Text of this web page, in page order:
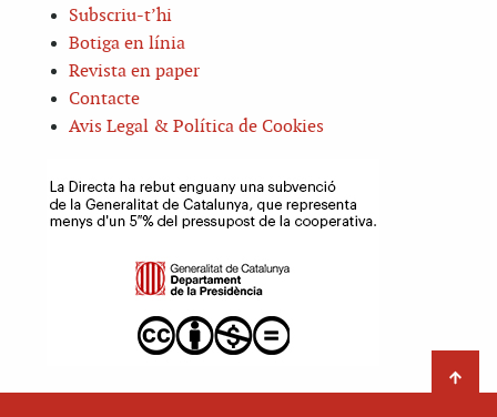
Subscriu-t’hi
Botiga en línia
Revista en paper
Contacte
Avis Legal & Política de Cookies